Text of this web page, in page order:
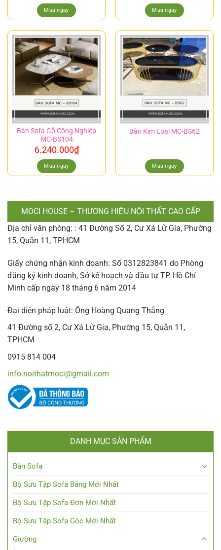
Mua ngay Mua ngay
Bàn Sofa Gỗ Công Nghiệp
MC-BS104
6.240.000₫
Mua ngay
Bàn Kim Loại MC-BS62
Mua ngay
MOCI HOUSE – THƯƠNG HIỆU NỘI THẤT CAO CẤP
Địa chỉ văn phòng: : 41 Đường Số 2, Cư Xá Lữ Gia, Phường
15, Quận 11, TPHCM
Giấy chứng nhận kinh doanh: Số 0312823841 do Phòng
đăng ký kinh doanh, Sở kế hoạch và đầu tư TP. Hồ Chí
Minh cấp ngày 18 tháng 6 năm 2014
Đại diện pháp luật: Ông Hoàng Quang Thắng
41 Đường số 2, Cư Xá Lữ Gia, Phường 15, Quận 11,
TPHCM
0915 814 004
info.noithatmoci@gmail.com
DANH MỤC SẢN PHẨM
Bàn Sofa
Bộ Sưu Tập Sofa Băng Mới Nhất
Bộ Sưu Tập Sofa Đơn Mới Nhất
Bộ Sưu Tập Sofa Góc Mới Nhất
Giường